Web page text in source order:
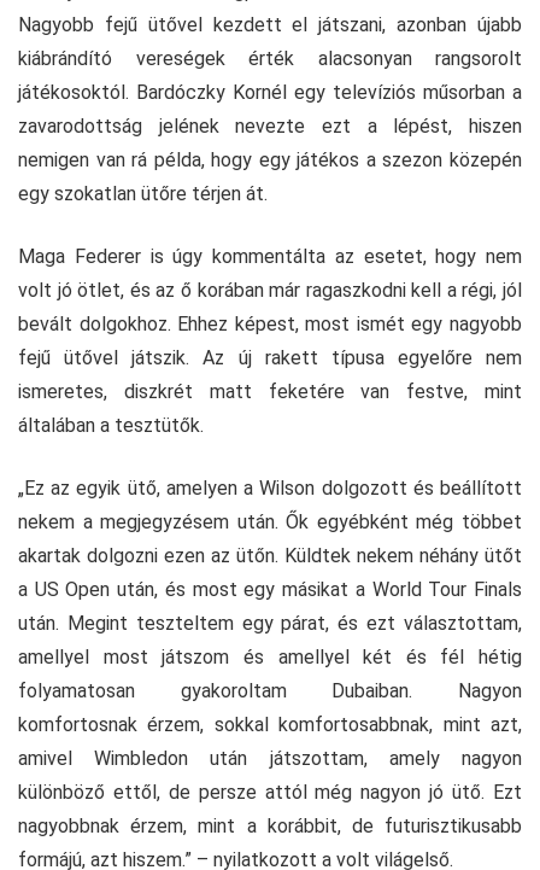
Nagyobb fejű ütővel kezdett el játszani, azonban újabb
kiábrándító vereségek érték alacsonyan rangsorolt
játékosoktól. Bardóczky Kornél egy televíziós műsorban a
zavarodottság jelének nevezte ezt a lépést, hiszen
nemigen van rá példa, hogy egy játékos a szezon közepén
egy szokatlan ütőre térjen át.
Maga Federer is úgy kommentálta az esetet, hogy nem
volt jó ötlet, és az ő korában már ragaszkodni kell a régi, jól
bevált dolgokhoz. Ehhez képest, most ismét egy nagyobb
fejű ütővel játszik. Az új rakett típusa egyelőre nem
ismeretes, diszkrét matt feketére van festve, mint
általában a tesztütők.
„Ez az egyik ütő, amelyen a Wilson dolgozott és beállított
nekem a megjegyzésem után. Ők egyébként még többet
akartak dolgozni ezen az ütőn. Küldtek nekem néhány ütőt
a US Open után, és most egy másikat a World Tour Finals
után. Megint teszteltem egy párat, és ezt választottam,
amellyel most játszom és amellyel két és fél hétig
folyamatosan gyakoroltam Dubaiban. Nagyon
komfortosnak érzem, sokkal komfortosabbnak, mint azt,
amivel Wimbledon után játszottam, amely nagyon
különböző ettől, de persze attól még nagyon jó ütő. Ezt
nagyobbnak érzem, mint a korábbit, de futurisztikusabb
formájú, azt hiszem.” – nyilatkozott a volt világelső.